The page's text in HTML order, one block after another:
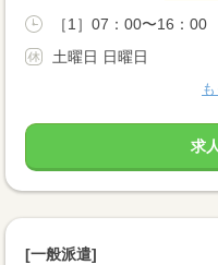
［1］07：00〜16：00
土曜日 日曜日
求
[一般派遣]